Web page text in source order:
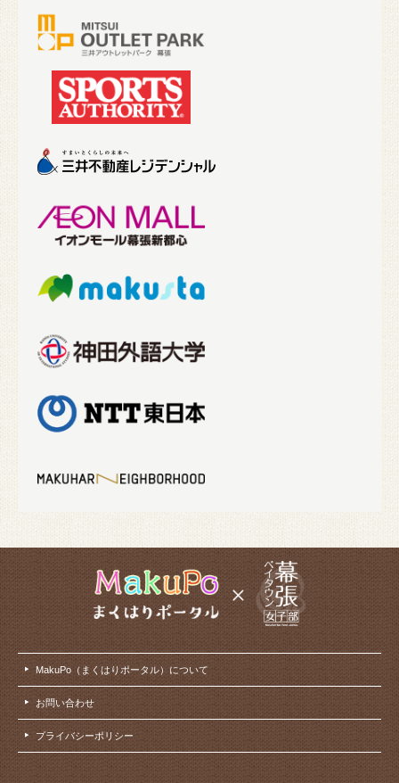
MakuPo（まくはりポータル）について
お問い合わせ
プライバシーポリシー